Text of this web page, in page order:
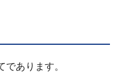
あります。